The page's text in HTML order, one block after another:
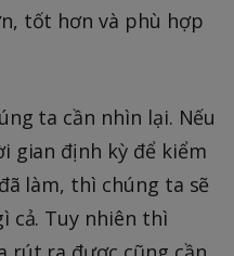
tốt hơn và phù hợp
ta cần nhìn lại. Nếu
gian định kỳ để kiểm
làm, thì chúng ta sẽ
cả. Tuy nhiên thì